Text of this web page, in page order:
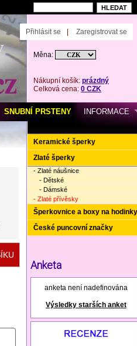
Keramické šperky
Zlaté šperky
- Zlaté náušnice
- Dětské
- Dámské
- Zlaté přívěsky
Šperkovnice a boxy na hodinky
České puncovní značky
veterinary pharmacy online
augmentin prodej
headache remedies
ear pain remedieskamagra prodej
herbal abortion
herbal incenses
prednison prodej
natural remedies rosacea
Anketa
anketa není nadefinována
Výsledky starších anket
Nákupní košík: prázdný
Celková cena: 0 CZK
Měna:
Přihlásit se Zaregistrovat se
SNUBNÍ PRSTENY INFORMACE